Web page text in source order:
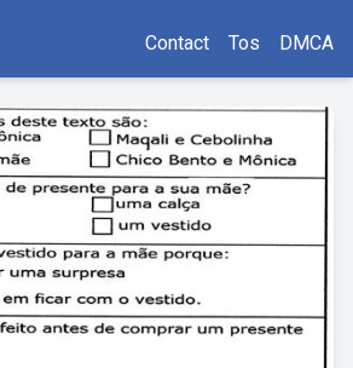
Contact Tos DMCA